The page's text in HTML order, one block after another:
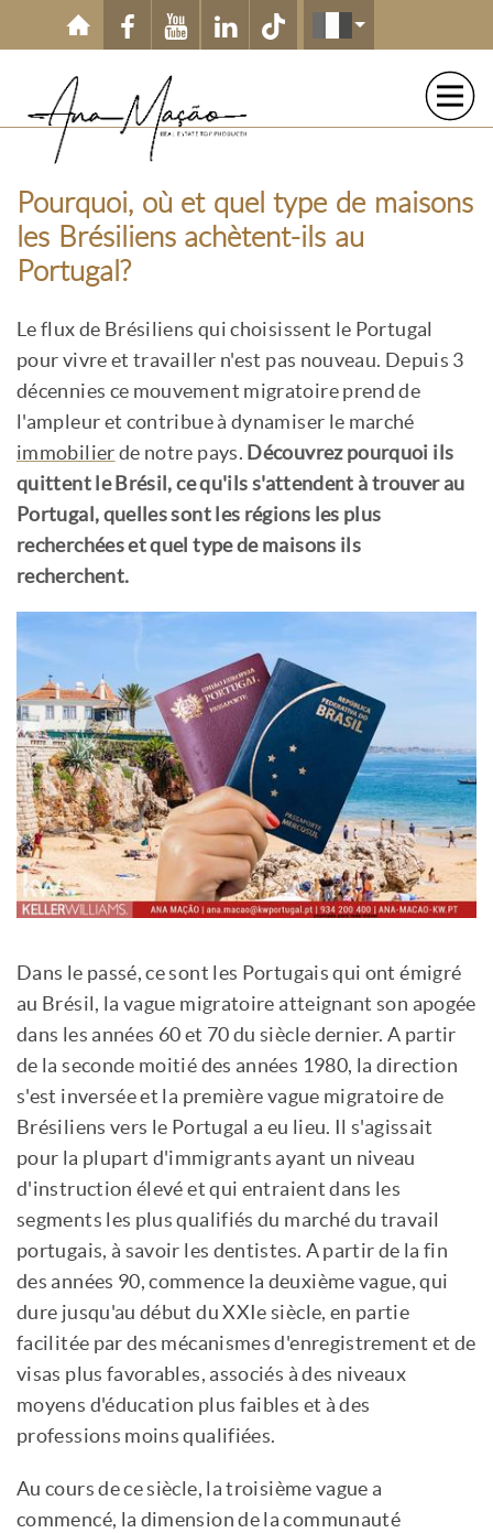
Aller au contenu principal
Pourquoi, où et quel type de maisons
les Brésiliens achètent-ils au
Portugal?
Le flux de Brésiliens qui choisissent le Portugal
pour vivre et travailler n'est pas nouveau. Depuis 3
décennies ce mouvement migratoire prend de
l'ampleur et contribue à dynamiser le marché
immobilier de notre pays. Découvrez pourquoi ils
quittent le Brésil, ce qu'ils s'attendent à trouver au
Portugal, quelles sont les régions les plus
recherchées et quel type de maisons ils
recherchent.
Dans le passé, ce sont les Portugais qui ont émigré
au Brésil, la vague migratoire atteignant son apogée
dans les années 60 et 70 du siècle dernier. A partir
de la seconde moitié des années 1980, la direction
s'est inversée et la première vague migratoire de
Brésiliens vers le Portugal a eu lieu. Il s'agissait
pour la plupart d'immigrants ayant un niveau
d'instruction élevé et qui entraient dans les
segments les plus qualifiés du marché du travail
portugais, à savoir les dentistes. A partir de la fin
des années 90, commence la deuxième vague, qui
dure jusqu'au début du XXIe siècle, en partie
facilitée par des mécanismes d'enregistrement et de
visas plus favorables, associés à des niveaux
moyens d'éducation plus faibles et à des
professions moins qualifiées.
Au cours de ce siècle, la troisième vague a
commencé, la dimension de la communauté